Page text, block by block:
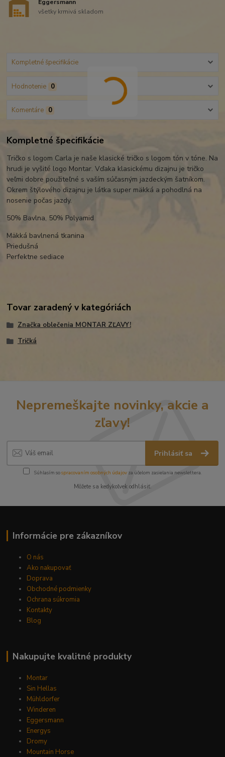
Eggersmann
všetky krmivá skladom
Kompletné špecifikácie
Hodnotenie 0
Komentáre 0
Kompletné špecifikácie
Tričko s logom Carla je naše klasické tričko s logom tón v tóne. Na
hrudi je vyšité logo Montar. Vďaka klasickému dizajnu je tričko
veľmi dobre použiteľné s vaším súčasným jazdeckým šatníkom.
Okrem štýlového dizajnu je látka super mäkká a pohodlná na
nosenie počas jazdy.
50% Bavlna, 50% Polyamid
Mäkká bavlnená tkanina
Priedušná
Perfektne sediace
Tovar zaradený v kategóriách
Značka oblečenia MONTAR ZĽAVY!
Tričká
Nepremeškajte novinky, akcie a
zľavy!
Prihlásiť sa
Súhlasím sospracovaním osobných údajov za účelom zasielania newslettera.
Môžete sa kedykoľvek odhlásiť.
Informácie pre zákazníkov
O nás
Ako nakupovať
Doprava
Obchodné podmienky
Ochrana súkromia
Kontakty
Blog
Nakupujte kvalitné produkty
Montar
Sin Hellas
Mühldorfer
Winderen
Eggersmann
Energys
Dromy
Mountain Horse